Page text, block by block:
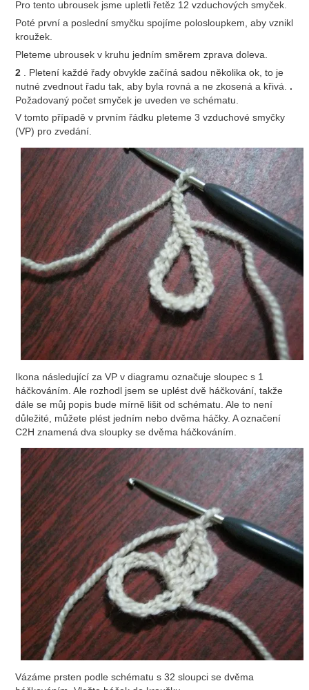
Pro tento ubrousek jsme upletli řetěz 12 vzduchových smyček.
Poté první a poslední smyčku spojíme polosloupkem, aby vznikl
kroužek.
Pleteme ubrousek v kruhu jedním směrem zprava doleva.
2
. Pletení každé řady obvykle začíná sadou několika ok, to je
nutné zvednout řadu tak, aby byla rovná a ne zkosená a křivá. .
Požadovaný počet smyček je uveden ve schématu.
V tomto případě v prvním řádku pleteme 3 vzduchové smyčky
(VP) pro zvedání.
Ikona následující za VP v diagramu označuje sloupec s 1
háčkováním. Ale rozhodl jsem se uplést dvě háčkování, takže
dále se můj popis bude mírně lišit od schématu. Ale to není
důležité, můžete plést jedním nebo dvěma háčky. A označení
C2H znamená dva sloupky se dvěma háčkováním.
Vázáme prsten podle schématu s 32 sloupci se dvěma